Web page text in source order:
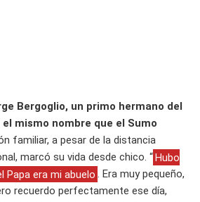
Bergoglio, un primo hermano del
mismo nombre que el Sumo
familiar, a pesar de la distancia
marcó su vida desde chico. “Hubo
Papa era mi abuelo . Era muy pequeño,
recuerdo perfectamente ese día,